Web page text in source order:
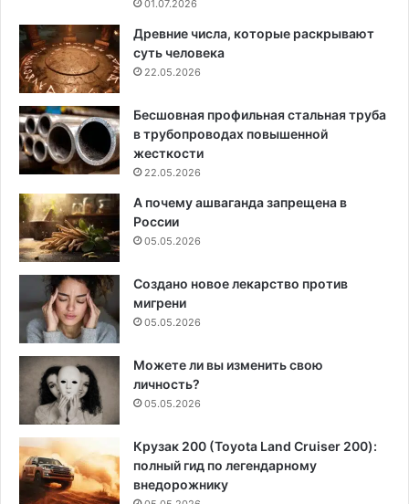
01.07.2026
Древние числа, которые раскрывают
суть человека
22.05.2026
Бесшовная профильная стальная труба
в трубопроводах повышенной
жесткости
22.05.2026
А почему ашваганда запрещена в
России
05.05.2026
Создано новое лекарство против
мигрени
05.05.2026
Можете ли вы изменить свою
личность?
05.05.2026
Крузак 200 (Toyota Land Cruiser 200):
полный гид по легендарному
внедорожнику